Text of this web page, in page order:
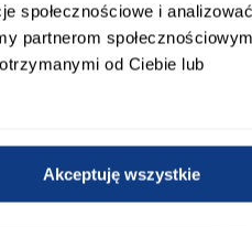
społecznościowe i analizować
partnerom
od Ciebie lub
Akceptuję wszystkie